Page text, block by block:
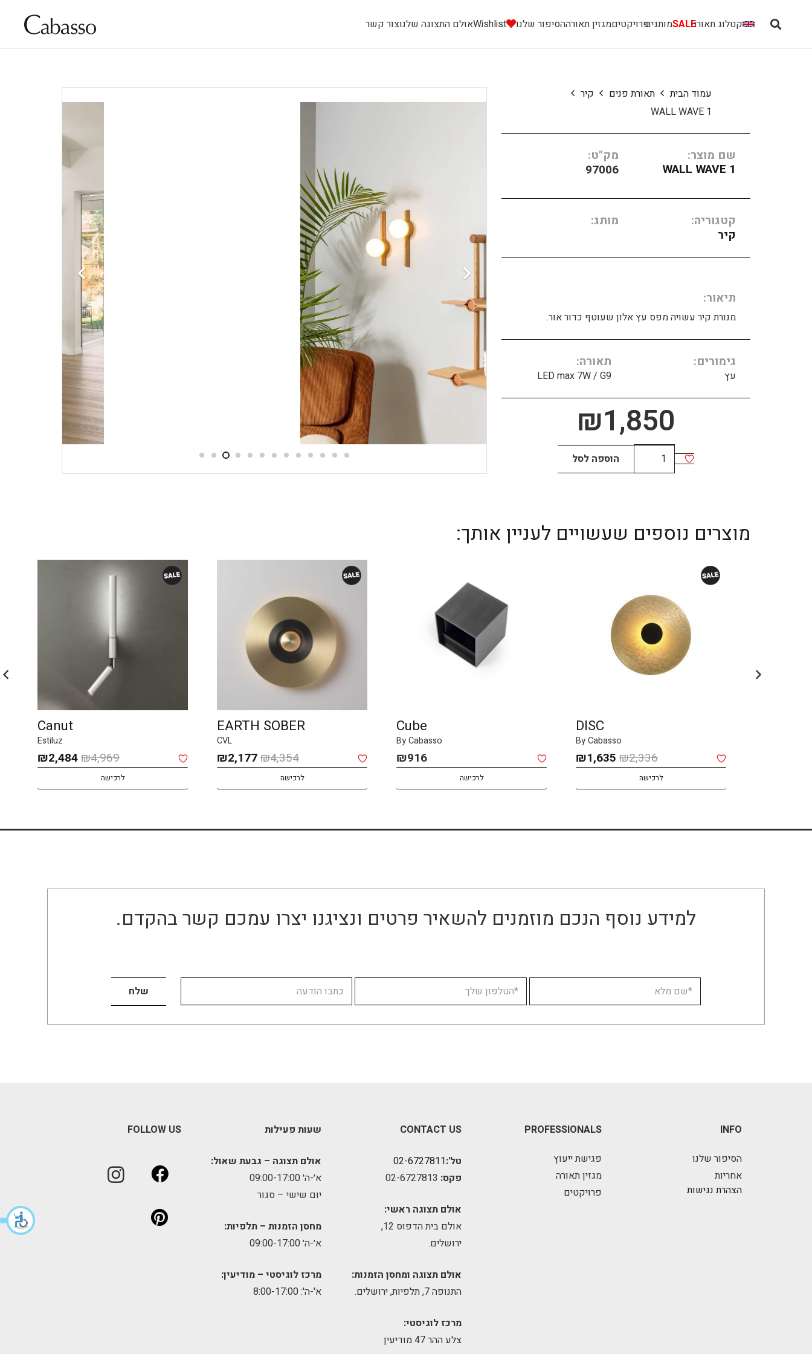
קטלוג תאורהSALEמותגיםפרויקטיםמגזין תאורההסיפור שלנו Wishlistאולם התצוגה שלנוצור קשר
עמוד הבית תאורת פנים
קיר
WALL WAVE 1
שם מוצר:
WALL WAVE 1
מק"ט:
97006
קטגוריה:
קיר
מותג:
תיאור
מנורת קיר עשויה מפס עץ אלון שעוטף כדור אור.
גימורים
עץ
תאורה
LED max 7W / G9
₪1,850
כמות
של
הוספה לסל
מוצרים נוספים שעשויים לעניין אותך:
DISC
By Cabasso
₪2,336
המחיר
המקורי
היה:
₪1,635
המחיר
הנוכחי
הוא:
לרכישה
Cube
By Cabasso
₪916
לרכישה
EARTH SOBER
CVL
₪4,354
המחיר
המקורי
היה:
₪2,177
המחיר
הנוכחי
הוא:
לרכישה
Canut
Estiluz
₪4,969
המחיר
המקורי
היה:
₪2,484
הנוכחי
הוא:
לרכישה
למידע נוסף הנכם מוזמנים להשאיר פרטים ונציגנו יצרו עמכם קשר בהקדם.
INFO
הסיפור שלנו
אחריות
הצהרת נגישות
PROFESSIONALS
פגישת ייעוץ
מגזין תאורה
פרויקטים
CONTACT US
טל':02-6727811
פקס:
אולם תצוגה ראשי:
אולם בית הדפוס 12,
ירושלים.
אולם תצוגה ומחסן הזמנות:
התנופה 7, תלפיות, ירושלים.
מרכז לוגיסטי:
צלע ההר 47 מודיעין
שעות פעילות
אולם תצוגה – גבעת שאול:
א׳-ה׳ 09:00-17:00
יום שישי – סגור
מחסן הזמנות – תלפיות:
א׳-ה׳ 09:00-17:00
מרכז לוגיסטי – מודיעין:
א'-ה': 8:00-17:00
FOLLOW US